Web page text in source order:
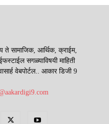
ते सामाजिक, आर्थिक, क्राईम,
सगळ्याविषयी माहिती
वेबपोर्टल.. आकार डिजी 9